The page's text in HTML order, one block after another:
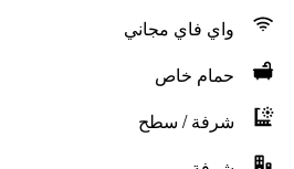
واي فاي مجاني
حمام خاص
شرفة / سطح